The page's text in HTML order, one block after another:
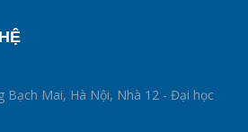
Bạch Mai, Hà Nội, Nhà 12 - Đại học